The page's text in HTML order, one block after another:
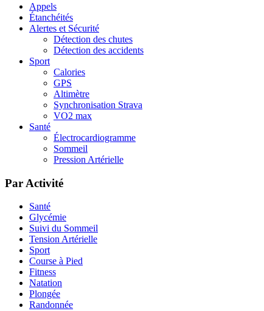
Appels
Étanchéités
Alertes et Sécurité
Détection des chutes
Détection des accidents
Sport
Calories
GPS
Altimètre
Synchronisation Strava
VO2 max
Santé
Électrocardiogramme
Sommeil
Pression Artérielle
Par Activité
Santé
Glycémie
Suivi du Sommeil
Tension Artérielle
Sport
Course à Pied
Fitness
Natation
Plongée
Randonnée